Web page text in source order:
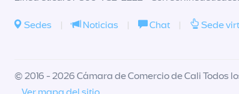
Sedes | Noticias | Chat | Sede
© 2016 - 2026 Cámara de Comercio de Cali Todos